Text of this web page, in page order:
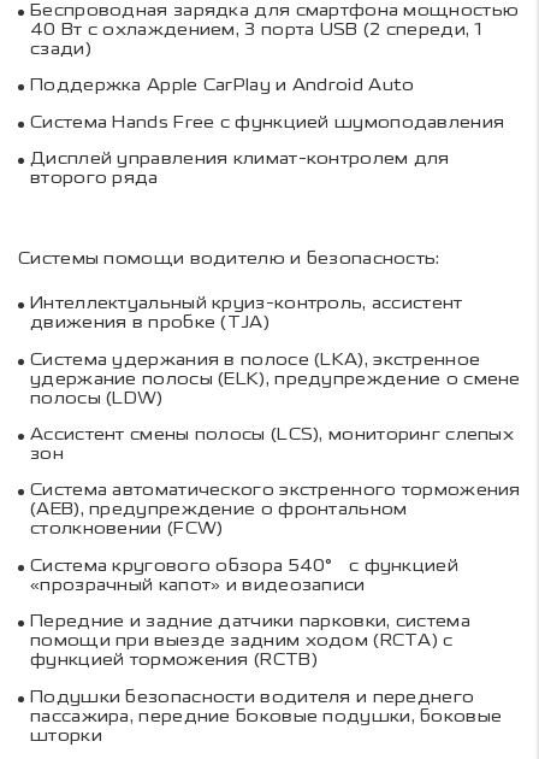
Беспроводная зарядка для смартфона мощностью
40 Вт с охлаждением, 3 порта USB (2 спереди, 1
сзади)
Поддержка Apple CarPlay и Android Auto
Система Hands Free с функцией шумоподавления
Дисплей управления климат-контролем для
второго ряда
Системы помощи водителю и безопасность:
Интеллектуальный круиз-контроль, ассистент
движения в пробке (TJA)
Система удержания в полосе (LKA), экстренное
удержание полосы (ELK), предупреждение о смене
полосы (LDW)
Ассистент смены полосы (LCS), мониторинг слепых
зон
Система автоматического экстренного торможения
(AEB), предупреждение о фронтальном
столкновении (FCW)
Система кругового обзора 540° с функцией
«прозрачный капот» и видеозаписи
Передние и задние датчики парковки, система
помощи при выезде задним ходом (RCTA) с
функцией торможения (RCTB)
Подушки безопасности водителя и переднего
пассажира, передние боковые подушки, боковые
шторки